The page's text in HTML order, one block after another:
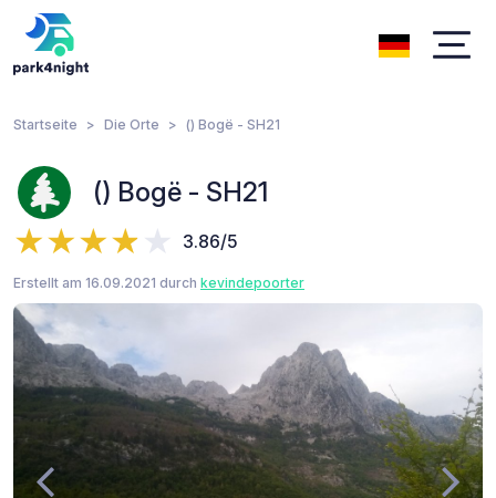
Startseite Die Orte () Bogë - SH21
() Bogë - SH21
3.86/5
Erstellt am 16.09.2021 durch kevindepoorter